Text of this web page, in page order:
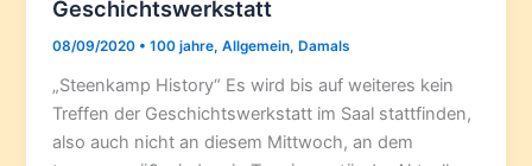
Geschichtswerkstatt
08/09/2020 •100 jahre,Allgemein, Damals
„Steenkamp History“ Es wird bis auf weiteres kein
Treffen der Geschichtswerkstatt im Saal stattfinden,
also auch nicht an diesem Mittwoch, an dem